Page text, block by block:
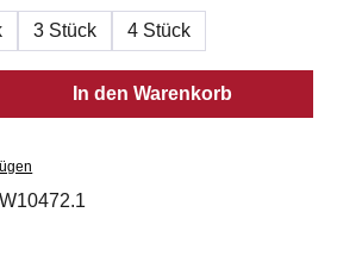
3 Stück 4 Stück
Gib den gewünschten
In den Warenkorb